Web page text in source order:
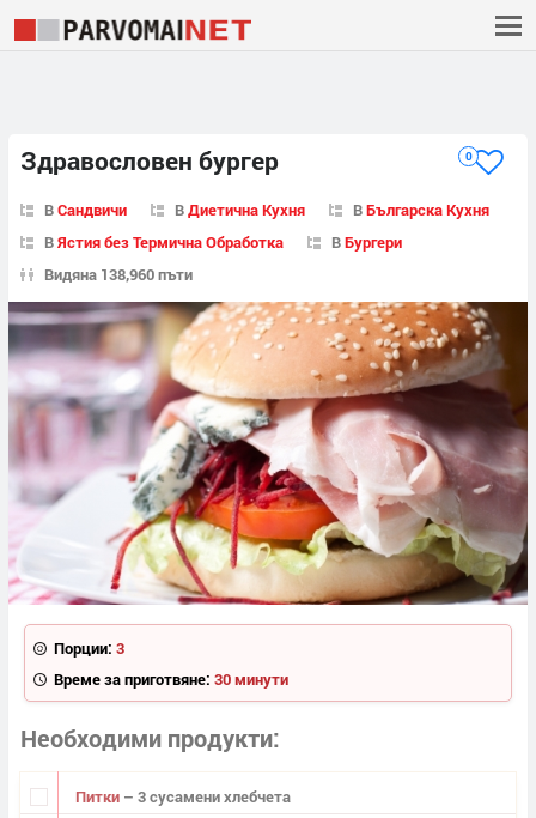
Здравословен бургер 0
ВСандвичи ВДиетична Кухня ВБългарска Кухня
ВЯстия без Термична Обработка ВБургери
Видяна 138,960 пъти
Порции: 3
Време за приготвяне: 30 минути
Необходими продукти
Питки – 3 сусамени хлебчета